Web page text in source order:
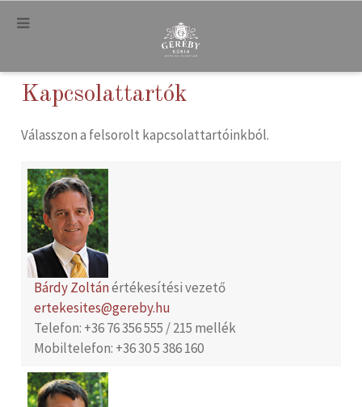
.
Kapcsolattartók
Válasszon a felsorolt kapcsolattartóinkból.
Bárdy Zoltánértékesítési vezető
ertekesites@gereby.hu
Telefon: +36 76 356 555 / 215 mellék
Mobiltelefon: +36 30 5 386 160